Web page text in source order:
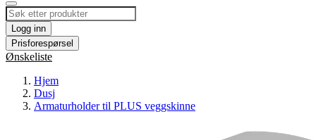
Logg inn
Prisforespørsel
Ønskeliste
Hjem
Dusj
Armaturholder til PLUS veggskinne